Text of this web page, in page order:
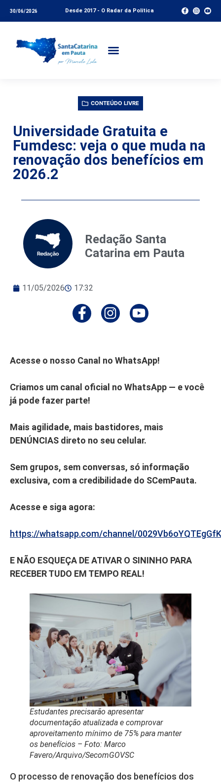
30/06/2026 Desde 2017 - O Radar da Política
CONTEÚDO LIVRE
Universidade Gratuita e
Fumdesc: veja o que muda na
renovação dos benefícios em
2026.2
Redação Santa
Catarina em Pauta
11/05/2026 17:32
Acesse o nosso Canal no WhatsApp!
Criamos um canal oficial no WhatsApp — e você
já pode fazer parte!
Mais agilidade, mais bastidores, mais
DENÚNCIAS direto no seu celular.
Sem grupos, sem conversas, só informação
exclusiva, com a credibilidade do SCemPauta.
Acesse e siga agora:
https://whatsapp.com/channel/
E NÃO ESQUEÇA DE ATIVAR O SININHO PARA
RECEBER TUDO EM TEMPO REAL!
Estudantes precisarão apresentar
documentação atualizada e comprovar
aproveitamento mínimo de 75% para manter
os benefícios – Foto: Marco
Favero/Arquivo/SecomGOVSC
O processo de renovação dos benefícios dos